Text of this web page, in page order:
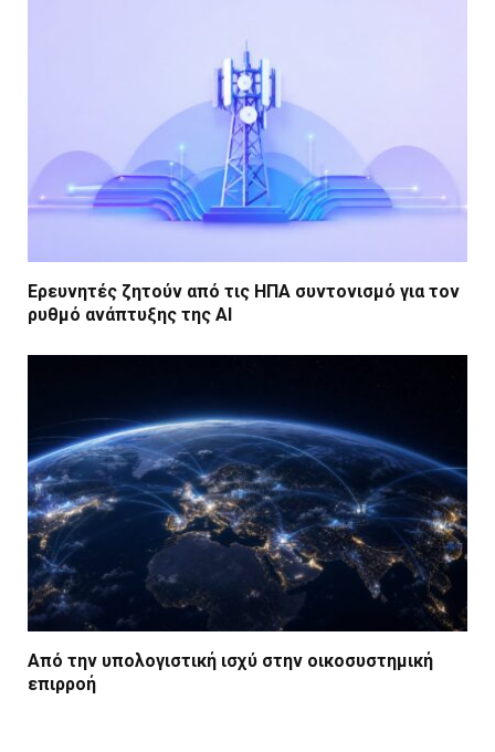
Ερευνητές ζητούν από τις ΗΠΑ συντονισμό για τον
ρυθμό ανάπτυξης της AI
Από την υπολογιστική ισχύ στην οικοσυστημική
επιρροή